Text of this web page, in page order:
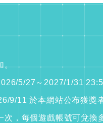
5/27～2027/1/31
9/11 於本網站公布獲獎
，每個遊戲帳號可兌換